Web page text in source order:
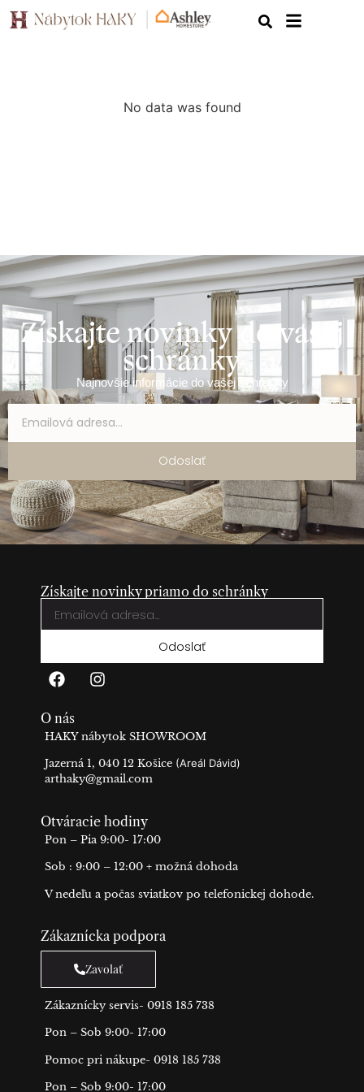
No data was found
Získajte novinky do vašej
schránky
Najnovšie informácie do vašej schránky
Odoslať
Získajte novinky priamo do schránky
Odoslať
O nás
HAKY nábytok SHOWROOM
Jazerná 1, 040 12 Košice (Areál Dávid)
arthaky@gmail.com
Otváracie hodiny
Pon – Pia 9:00- 17:00
Sob : 9:00 – 12:00 + možná dohoda
V nedeľu a počas sviatkov po telefonickej dohode.
Zákaznícka podpora
Zavolať
Zákaznícky servis- 0918 185 738
Pon – Sob 9:00- 17:00
Pomoc pri nákupe- 0918 185 738
Pon – Sob 9:00- 17:00